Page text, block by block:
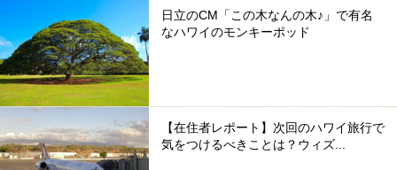
日立のCM「この木なんの木♪」で有名
なハワイのモンキーポッド
【在住者レポート】次回のハワイ旅行で
気をつけるべきことは？ウィズ...